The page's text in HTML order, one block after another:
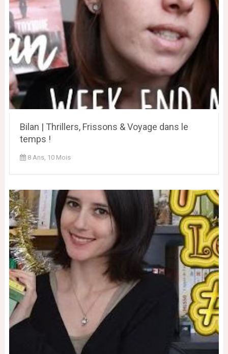
Bilan | Thrillers, Frissons & Voyage dans le
temps !
8 Ans, 10 Mois